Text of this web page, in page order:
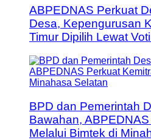
ABPEDNAS Perkuat
Desa, Kepengurusan
Timur Dipilih Lewat
BPD dan Pemerintah
Bawahan,
Melalui Bimtek di